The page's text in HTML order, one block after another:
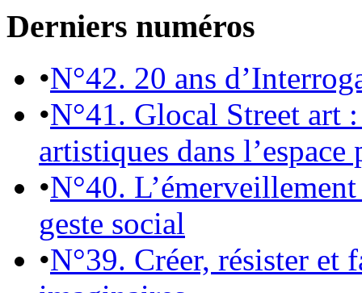
Derniers numéros
•N°42. 20 ans
•N°41. Glocal Street art
artistiques dans l’espace
•N°40.
geste social
•N°39. Créer, résister et